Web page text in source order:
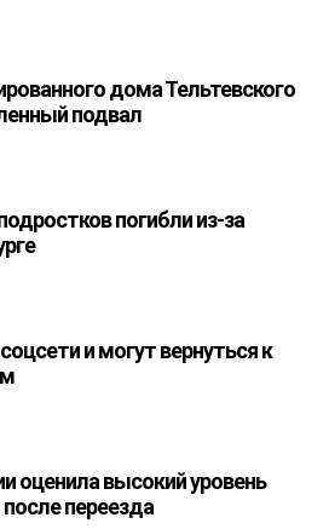
дома Тельтевского
подвал
погибли из-за
и могут вернуться к
оценила высокий уровень
переезда